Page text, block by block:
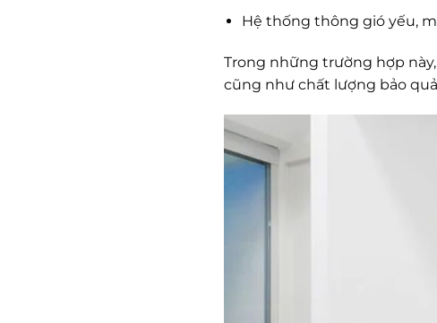
Hệ thống thông gió yếu,
Trong những trường hợp
cũng như chất lượng bảo